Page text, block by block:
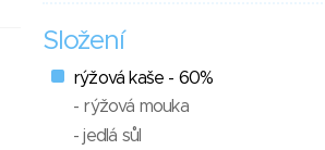
Složení
rýžová kaše - 60%
- rýžová mouka
- jedlá sůl